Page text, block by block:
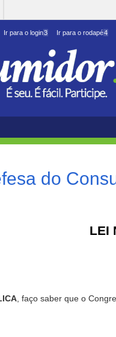
Ir para o login3 Ir para o rodapé4
do
LEI
, faço saber que o